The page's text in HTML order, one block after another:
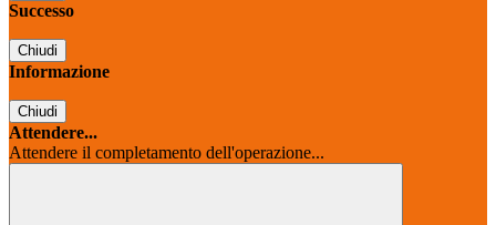
Successo
Chiudi
Informazione
Chiudi
Attendere...
Attendere il completamento dell'operazione...